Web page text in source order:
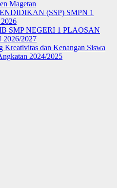
Magetan
(SSP) SMPN 1
SMP NEGERI 1 PLAOSAN
2027
Kreativitas dan Kenangan Siswa
2024/2025